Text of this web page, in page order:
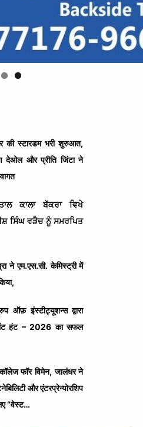
की स्टारडम भरी शुरुआत,
और प्रीति जिंटा ने
ਕਾਲਾ ਬੱਕਰਾ ਵਿਖੇ
ਸਿੰਘ ਵੜੈਚ ਨੂੰ ਸਮਰਪਿਤ
ने एम.एस.सी. केमिस्ट्री में
ऑफ़ इंस्टीट्यूशन्स द्वारा
हंट – 2026 का सफल
फॉर विमेन, जालंधर ने
और एंटरप्रेन्योरशिप
“वेस्ट…